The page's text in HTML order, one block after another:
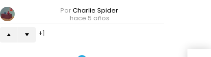
y
Leonardo
DiCaprio
PorCharlie Spider
hace 5 años
1